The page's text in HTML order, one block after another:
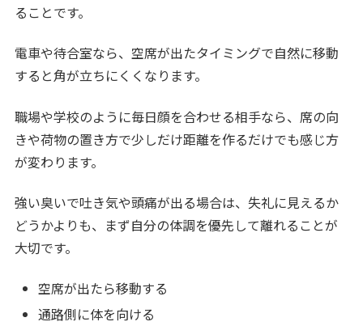
ることです。
電車や待合室なら、空席が出たタイミングで自然に移動
すると角が立ちにくくなります。
職場や学校のように毎日顔を合わせる相手なら、席の向
きや荷物の置き方で少しだけ距離を作るだけでも感じ方
が変わります。
強い臭いで吐き気や頭痛が出る場合は、失礼に見えるか
どうかよりも、まず自分の体調を優先して離れることが
大切です。
空席が出たら移動する
通路側に体を向ける